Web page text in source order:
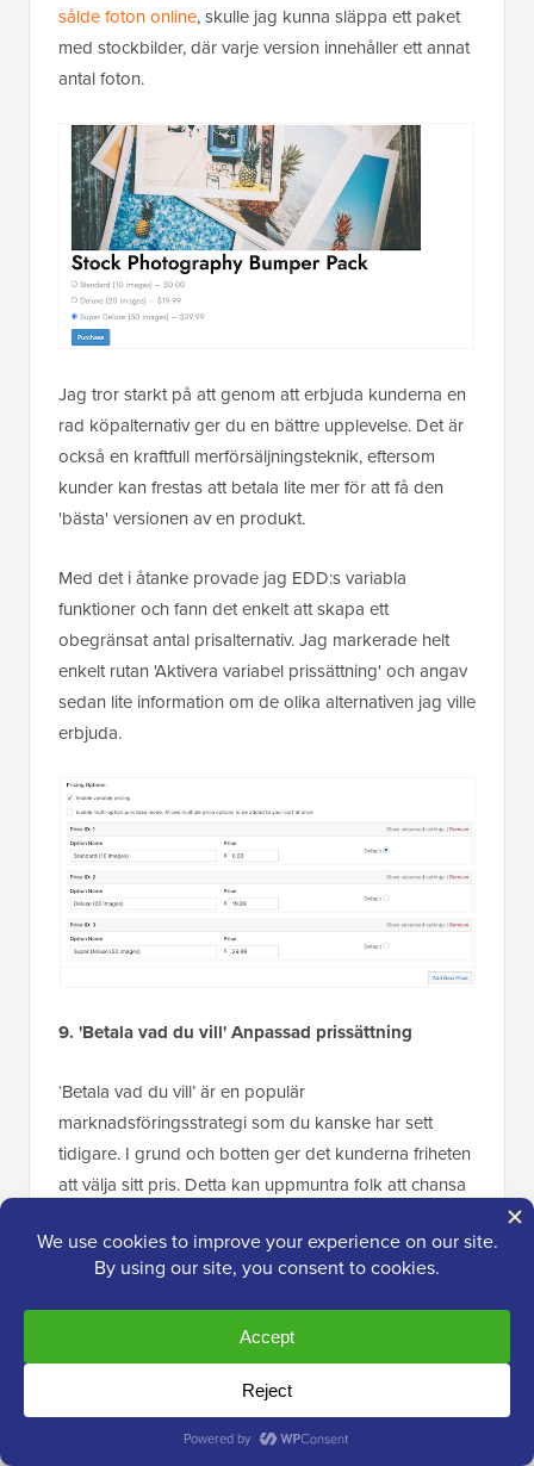
sålde foton online, skulle jag kunna släppa ett paket
med stockbilder, där varje version innehåller ett annat
antal foton.
Jag tror starkt på att genom att erbjuda kunderna en
rad köpalternativ ger du en bättre upplevelse. Det är
också en kraftfull merförsäljningsteknik, eftersom
kunder kan frestas att betala lite mer för att få den
'bästa' versionen av en produkt.
Med det i åtanke provade jag EDD:s variabla
funktioner och fann det enkelt att skapa ett
obegränsat antal prisalternativ. Jag markerade helt
enkelt rutan 'Aktivera variabel prissättning' och angav
sedan lite information om de olika alternativen jag ville
erbjuda.
9. 'Betala vad du vill' Anpassad prissättning
‘Betala vad du vill’ är en populär
marknadsföringsstrategi som du kanske har sett
tidigare. I grund och botten ger det kunderna friheten
att välja sitt pris. Detta kan uppmuntra folk att chansa
sätt attta emot donationerfrån personer som vill
stödja dina projekt.
Den här recensionen av Easy Digital Downloads blir
inte komplett utan att nämna att du kan skapa en